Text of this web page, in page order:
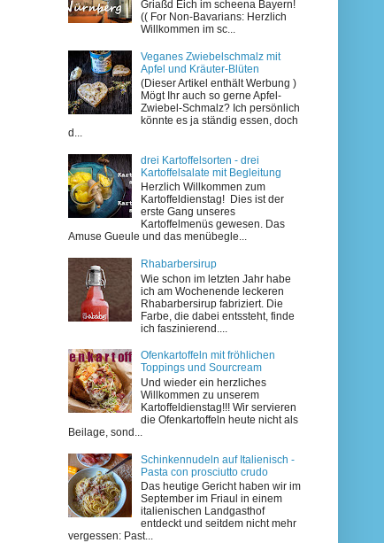
Griaßd Eich im scheena Bayern!
(( For Non-Bavarians: Herzlich
Willkommen im sc...
Veganes Zwiebelschmalz mit
Apfel und Kräuter-Blüten
(Dieser Artikel enthält Werbung )
Mögt Ihr auch so gerne Apfel-
Zwiebel-Schmalz? Ich persönlich
könnte es ja ständig essen, doch
d...
drei Kartoffelsorten - drei
Kartoffelsalate mit Begleitung
Herzlich Willkommen zum
Kartoffeldienstag! Dies ist der
erste Gang unseres
Kartoffelmenüs gewesen. Das
Amuse Gueule und das menübegle...
Rhabarbersirup
Wie schon im letzten Jahr habe
ich am Wochenende leckeren
Rhabarbersirup fabriziert. Die
Farbe, die dabei entssteht, finde
ich faszinierend....
Ofenkartoffeln mit fröhlichen
Toppings und Sourcream
Und wieder ein herzliches
Willkommen zu unserem
Kartoffeldienstag!!! Wir servieren
die Ofenkartoffeln heute nicht als
Beilage, sond...
Schinkennudeln auf Italienisch -
Pasta con prosciutto crudo
Das heutige Gericht haben wir im
September im Friaul in einem
italienischen Landgasthof
entdeckt und seitdem nicht mehr
vergessen: Past...